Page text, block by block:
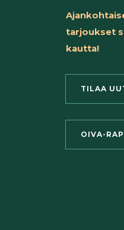
tarjoukset
kautta!
TILAA
OIVA-